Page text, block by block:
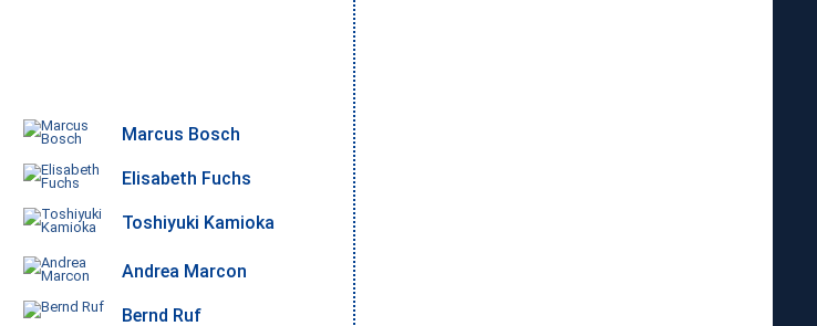
Marcus Bosch
Elisabeth Fuchs
Toshiyuki Kamioka
Andrea Marcon
Bernd Ruf